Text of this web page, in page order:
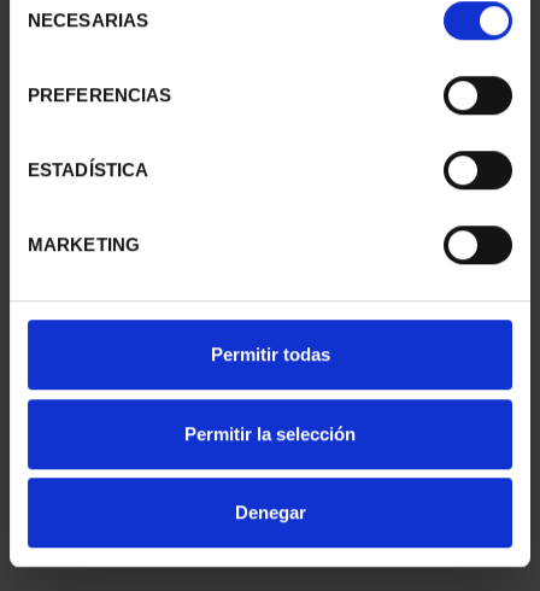
NECESARIAS
PREFERENCIAS
ESTADÍSTICA
MARKETING
Permitir todas
Permitir la selección
Denegar
949,00 €
registrados
949,00 €
registrados
CAPITALES DE
COMPLET...
3.796,00 €